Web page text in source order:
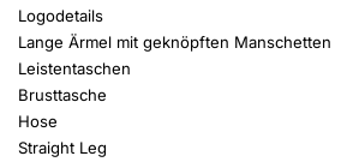
Logodetails
Lange Ärmel mit geknöpften Manschetten
Leistentaschen
Brusttasche
Hose
Straight Leg